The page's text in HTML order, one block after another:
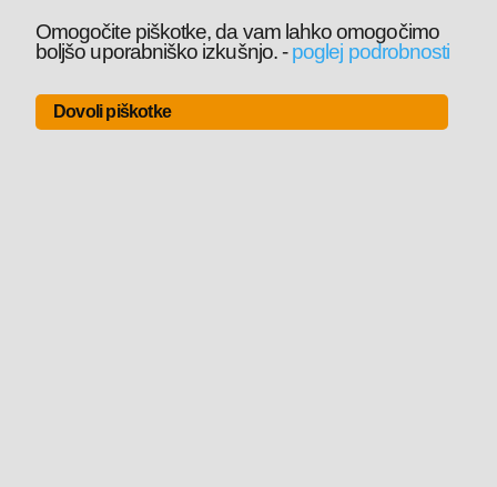
Omogočite piškotke, da vam lahko omogočimo
boljšo uporabniško izkušnjo.-poglej podrobnosti
Dovoli piškotke